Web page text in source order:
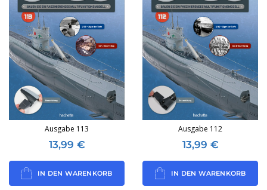
Ausgabe 113
13,99 €
IN DEN WARENKORB
Ausgabe 112
13,99 €
IN DEN WARENKORB